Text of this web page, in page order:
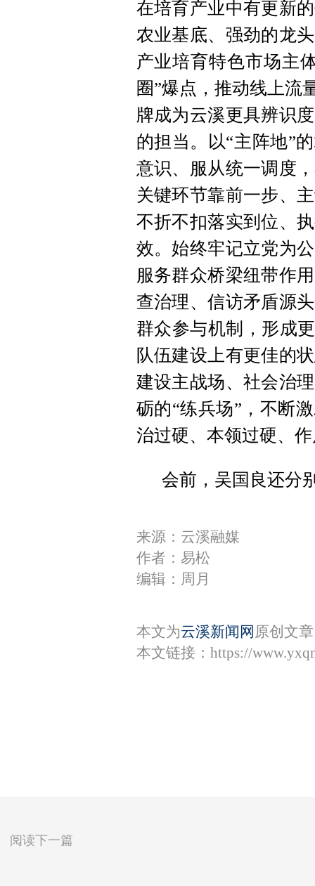
在培育产业中有更新
农业基底、强劲的龙
产业培育特色市场主
圈”爆点，推动线上流
牌成为云溪更具辨识
的担当。以“主阵地”
意识、服从统一调度
关键环节靠前一步、
不折不扣落实到位、
效。始终牢记立党为
服务群众桥梁纽带作
查治理、信访矛盾源
群众参与机制，形成
队伍建设上有更佳的
建设主战场、社会治
砺的“练兵场”，不断
治过硬、本领过硬、
会前，吴国良还分
来源：云溪融媒
作者：易松
编辑：周月
本文为云溪新闻网 原创文
本文链接： https://
阅读下一篇